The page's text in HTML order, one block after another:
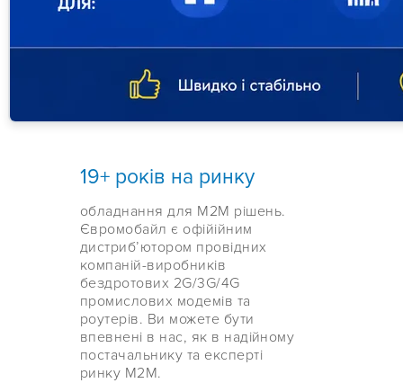
19+ років на ринку
обладнання для М2М рішень.
Євромобайл є офійійним
дистрибʼютором провідних
компаній-виробників
бездротових 2G/3G/4G
промислових модемів та
роутерів. Ви можете бути
впевнені в нас, як в надійному
постачальнику та експерті
ринку М2М.